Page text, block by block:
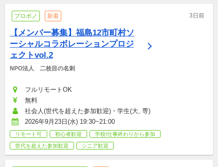
プロボノ 新着 3日前
【メンバー募集】福島12市町村ソ
ーシャルコラボレーションプロジ
ェクトvol.2
NPO法人　二枚目の名刺
フルリモートOK
無料
社会人(世代を超えた参加歓迎)・学生(大, 専)
2026年9月23日(水) 19:30~21:00
リモート可 初心者歓迎
学校/仕事終わりから参加
世代を超えた参加歓迎
シニア歓迎